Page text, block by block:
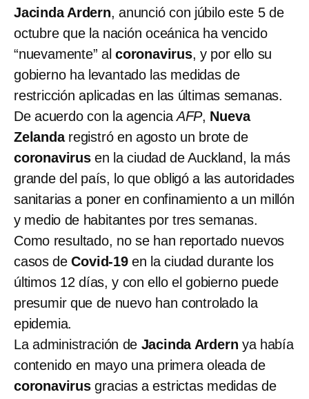
Jacinda Ardern, anunció con júbilo este 5 de
octubre que la nación oceánica ha vencido
“nuevamente” alcoronavirus, y por ello su
gobierno ha levantado las medidas de
restricción aplicadas en las últimas semanas.
De acuerdo con la agenciaAFP, Nueva
Zelandaregistró en agosto un brote de
coronavirusen la ciudad de Auckland, la más
grande del país, lo que obligó a las autoridades
sanitarias a poner en confinamiento a un millón
y medio de habitantes por tres semanas.
Como resultado, no se han reportado nuevos
casos deCovid-19en la ciudad durante los
últimos 12 días, y con ello el gobierno puede
presumir que de nuevo han controlado la
epidemia.
La administración de Jacinda Ardern ya había
contenido en mayo una primera oleada de
coronavirusgracias a estrictas medidas de